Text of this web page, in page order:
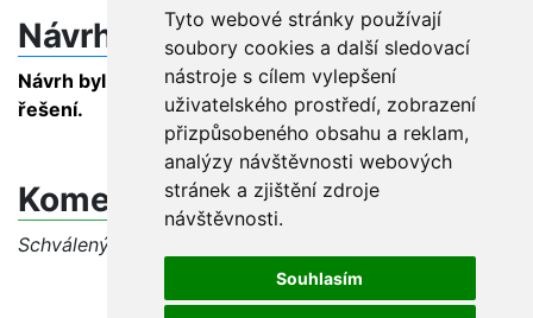
Tyto webové stránky používají
soubory cookies a další sledovací
nástroje s cílem vylepšení
uživatelského prostředí, zobrazení
přizpůsobeného obsahu a reklam,
analýzy návštěvnosti webových
stránek a zjištění zdroje
návštěvnosti.
Souhlasím
Návrh řešení
Návrh byl schválen beze změn – viz Rozhodnutí o
řešení.
Komentáře
Schválený dotaz, diskuse je uzavřena